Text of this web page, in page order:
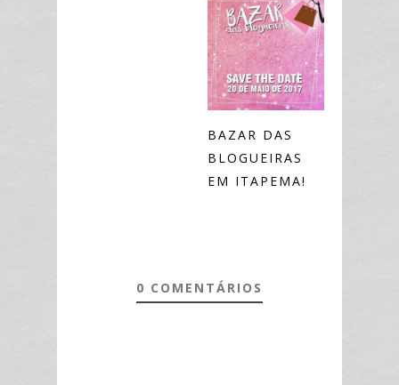
BAZAR DAS
BLOGUEIRAS
EM ITAPEMA!
0 COMENTÁRIOS